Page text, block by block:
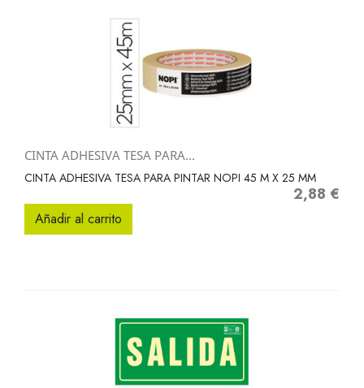
CINTA ADHESIVA TESA PARA...
CINTA ADHESIVA TESA PARA PINTAR NOPI 45 M X 25 MM
Precio
2,88 €
Añadir al carrito